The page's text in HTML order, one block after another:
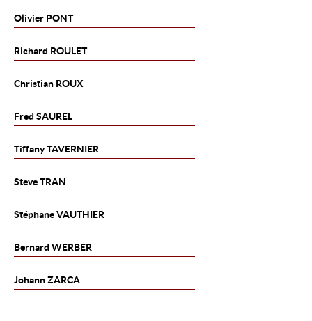
Olivier PONT
Richard ROULET
Christian ROUX
Fred SAUREL
TiffanyTAVERNIER
SteveTRAN
StéphaneVAUTHIER
Bernard WERBER
JohannZARCA